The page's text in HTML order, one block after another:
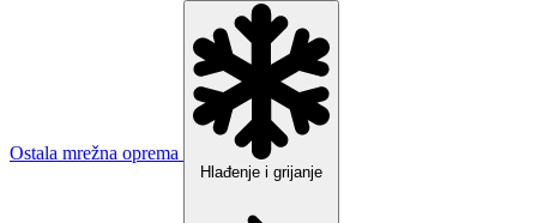
Ostala mrežna oprema
Hlađenje i grijanje